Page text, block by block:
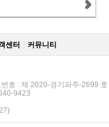
센터 커뮤니티
호 : 제 2020-경기파주-2699 호
9423